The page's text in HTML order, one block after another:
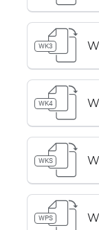
WK3
WK4
WKS
WPS